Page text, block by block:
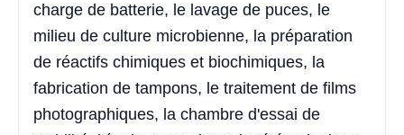
charge de batterie, le lavage de puces, le
milieu de culture microbienne, la préparation
de réactifs chimiques et biochimiques, la
fabrication de tampons, le traitement de films
photographiques, la chambre d'essai de